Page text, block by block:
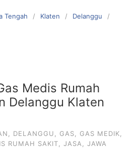
Tengah Klaten
Delanggu
Medis Rumah
Delanggu Klaten
DELANGGU GAS GAS MEDIK
RUMAH SAKIT JASA
JAWA